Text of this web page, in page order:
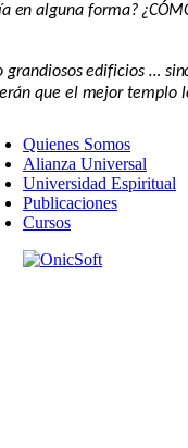
en alguna forma?
grandiosos edificios …
que el mejor templo
Quienes Somos
Alianza Universal
Universidad Espiritual
Publicaciones
Cursos